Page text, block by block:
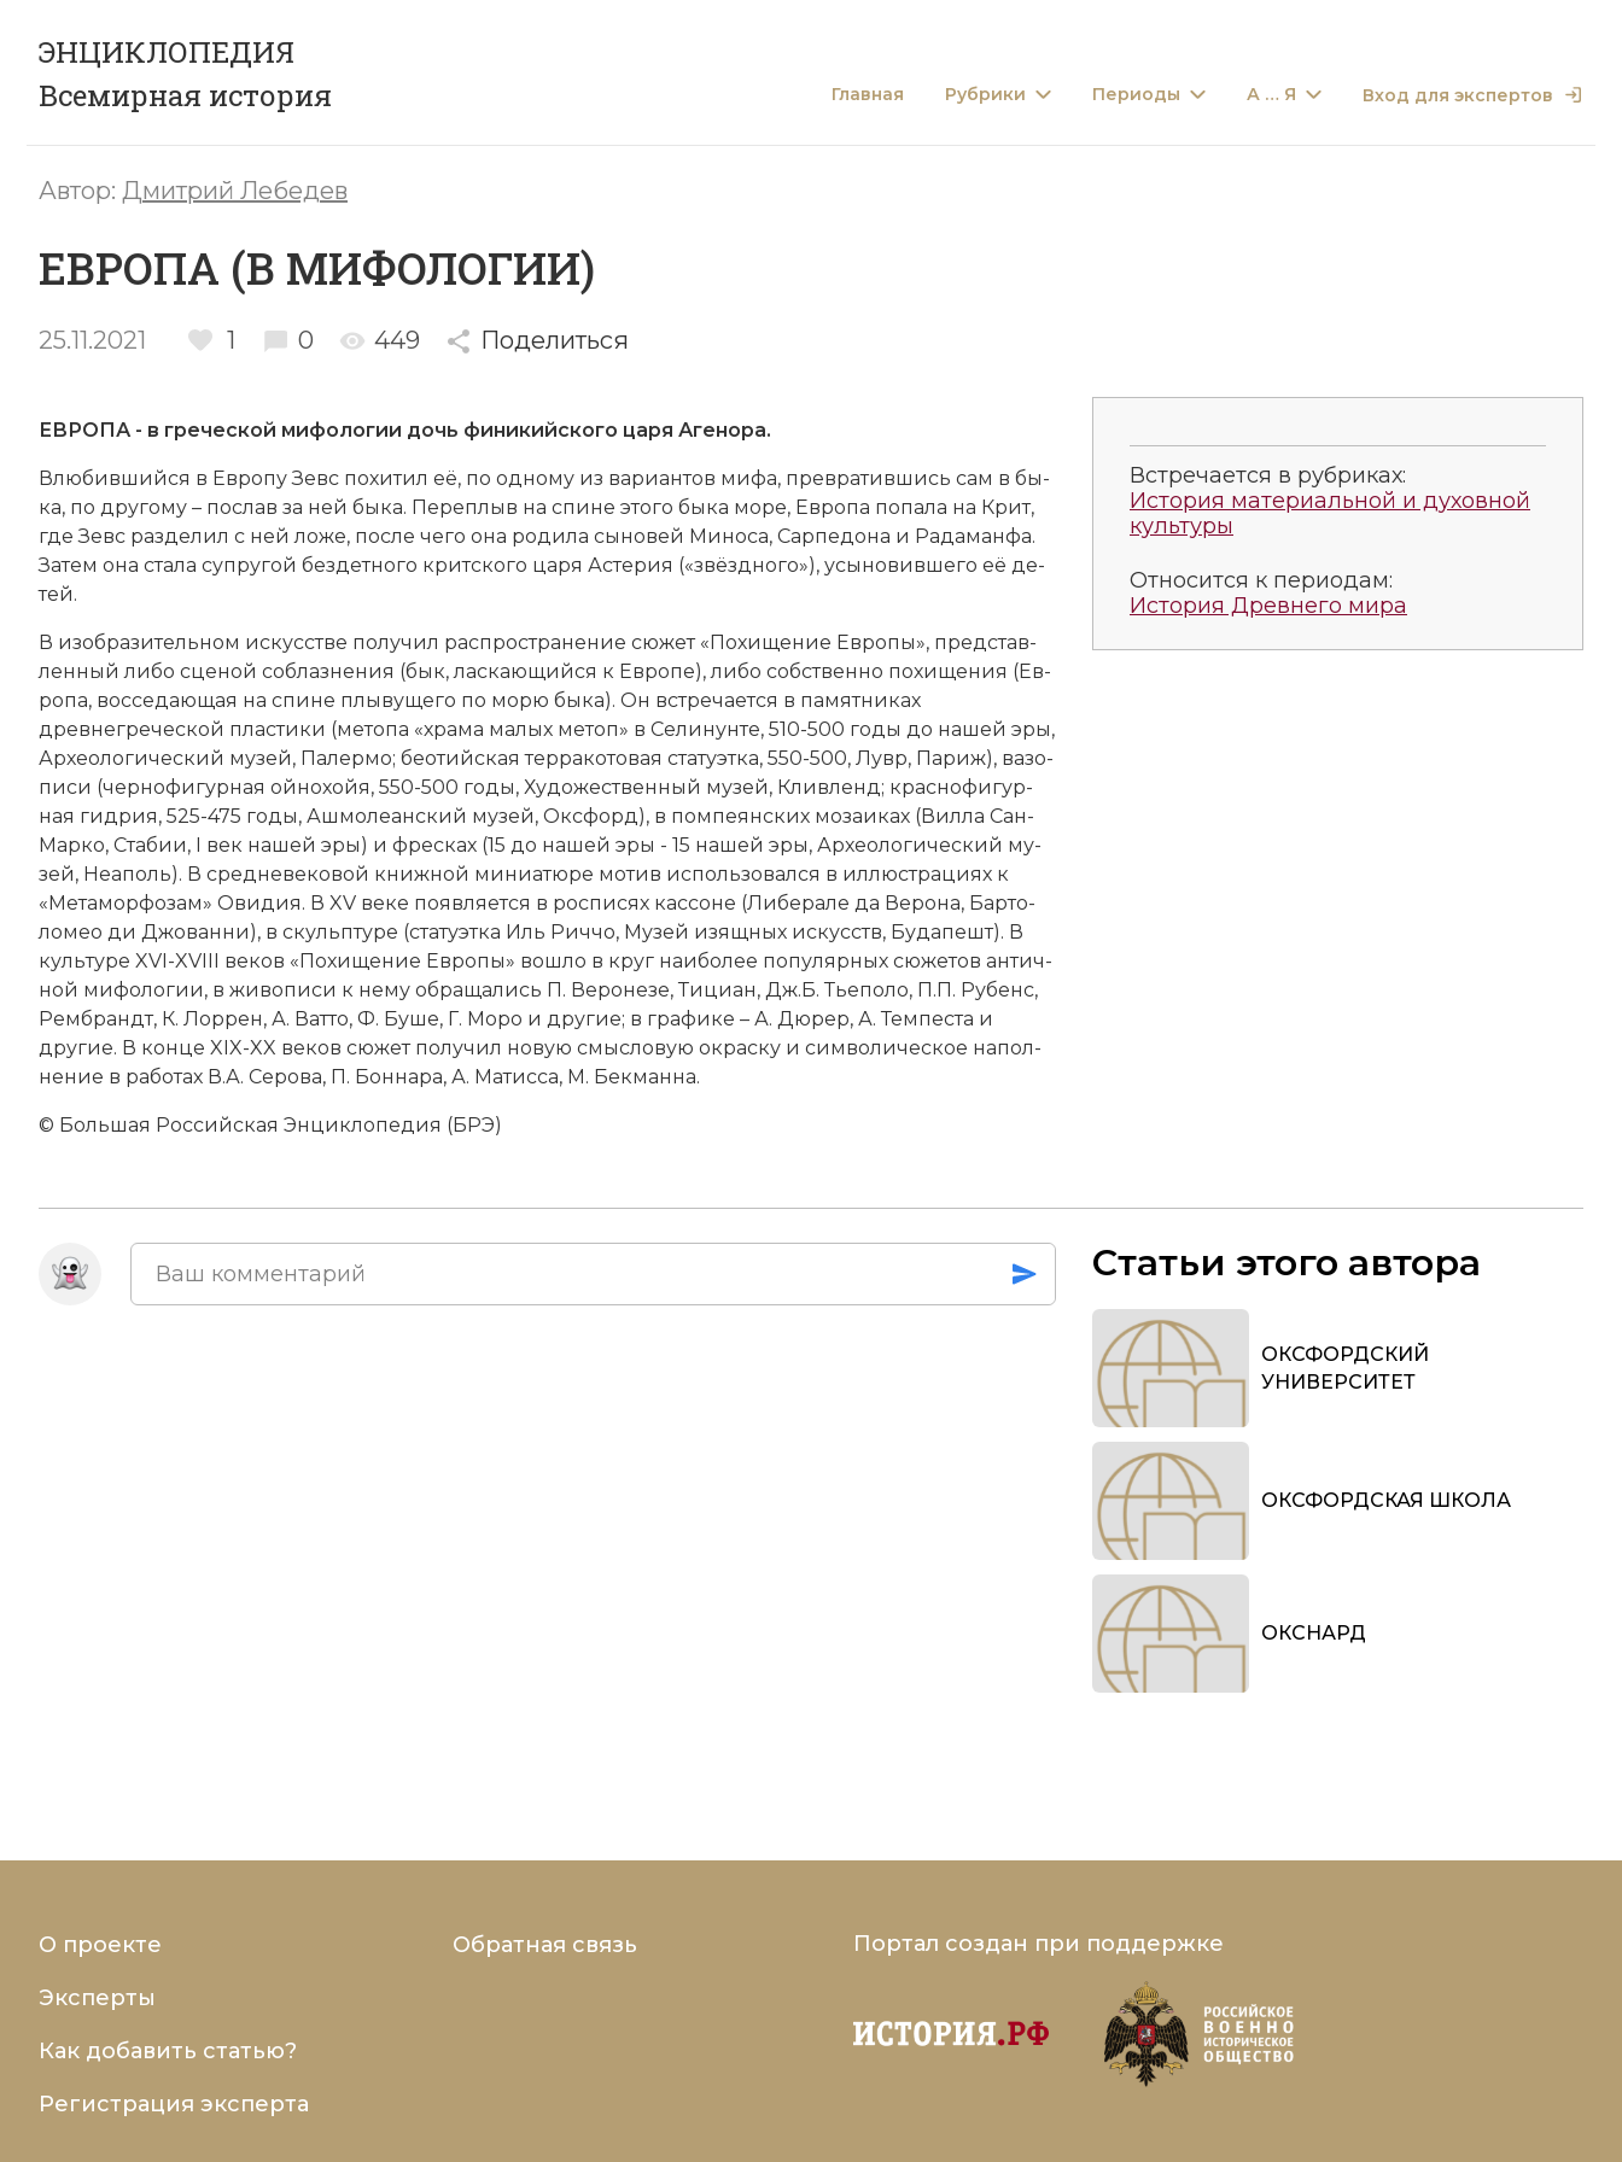
ЭНЦИКЛОПЕДИЯ
Всемирная история
Главная Рубрики Периоды А … Я Вход для экспертов
Автор: Дмитрий Лебедев
ЕВРОПА (В МИФОЛОГИИ)
25.11.2021 1 0 449 Поделиться
ЕВРОПА - в греческой мифологии дочь финикийского царя Агенора.
Влю­бив­ший­ся в Европу Зевс по­хи­тил её, по од­но­му из ва­ри­ан­тов ми­фа, пре­вра­тив­шись сам в бы­
ка, по дру­го­му – по­слав за ней бы­ка. Пе­ре­плыв на спи­не это­го бы­ка мо­ре, Европа по­па­ла на Крит,
где Зевс раз­де­лил с ней ло­же, по­сле че­го она ро­ди­ла сы­но­вей Ми­но­са, Сар­пе­до­на и Ра­да­ман­фа.
За­тем она ста­ла суп­ру­гой без­дет­но­го крит­ско­го ца­ря Ас­те­рия («звёзд­но­го»), усы­но­вив­ше­го её де­
тей.
В изо­бра­зительном искусстве по­лу­чил рас­про­стра­не­ние сю­жет «По­хи­ще­ние Ев­ро­пы», пред­став­
лен­ный ли­бо сце­ной со­блаз­не­ния (бык, лас­каю­щий­ся к Ев­ро­пе), ли­бо соб­ст­вен­но по­хи­ще­ния (Ев­
ро­па, воссе­даю­щая на спи­не плы­ву­ще­го по мо­рю бы­ка). Он встре­ча­ет­ся в па­мят­ни­ках
древнегреческой пла­сти­ки (ме­то­па «хра­ма ма­лых ме­топ» в Се­ли­нун­те, 510-500 годы до нашей эры,
Ар­хео­ло­гический му­зей, Па­лер­мо; бе­о­тий­ская тер­ра­ко­то­вая ста­ту­эт­ка, 550-500, Лувр, Па­риж), ва­зо­
пи­си (чер­но­фи­гур­ная ой­но­хойя, 550-500 годы, Ху­дожественный му­зей, Клив­ленд; крас­но­фи­гур­
ная гид­рия, 525-475 годы, Аш­мо­ле­ан­ский му­зей, Окс­форд), в пом­пе­ян­ских мо­заи­ках (Вил­ла Сан-
Мар­ко, Ста­бии, I век нашей эры) и фре­сках (15 до нашей эры - 15 нашей эры, Ар­хео­ло­гический му­
зей, Не­аполь). В средневековой книж­ной ми­ниа­тю­ре мо­тив ис­поль­зо­вал­ся в ил­лю­ст­ра­ци­ях к
«Ме­та­мор­фо­зам» Ови­дия. В XV веке по­яв­ля­ет­ся в рос­пи­сях кас­со­не (Ли­бе­ра­ле да Ве­ро­на, Бар­то­
ло­мео ди Джо­ван­ни), в скульп­ту­ре (ста­ту­эт­ка Иль Рич­чо, Му­зей изящ­ных ис­кусств, Бу­да­пешт). В
куль­ту­ре XVI-XVIII веков «По­хи­ще­ние Ев­ро­пы» во­шло в круг наи­бо­лее по­пу­ляр­ных сю­же­тов ан­тич­
ной ми­фо­ло­гии, в жи­во­пи­си к не­му об­ра­ща­лись П. Ве­ро­не­зе, Ти­ци­ан, Дж.Б. Тье­по­ло, П.П. Ру­бенс,
Рем­брандт, К. Лор­рен, А. Ват­то, Ф. Бу­ше, Г. Мо­ро и другие; в гра­фи­ке – А. Дю­рер, А. Тем­пе­ста и
другие. В конце XIX-XX веков сю­жет по­лу­чил но­вую смы­сло­вую ок­ра­ску и сим­во­лическое на­пол­
не­ние в ра­бо­тах В.А. Се­ро­ва, П. Бон­на­ра, А. Ма­тис­са, М. Бек­ман­на.
© Большая Российская Энциклопедия (БРЭ)
Встречается в рубриках:
История материальной и духовной
культуры
Относится к периодам:
История Древнего мира
Статьи этого автора
ОКСФОРДСКИЙ
УНИВЕРСИТЕТ
ОКСФОРДСКАЯ ШКОЛА
ОКСНАРД
О проекте
Эксперты
Как добавить статью?
Регистрация эксперта
Обратная связь Портал создан при поддержке